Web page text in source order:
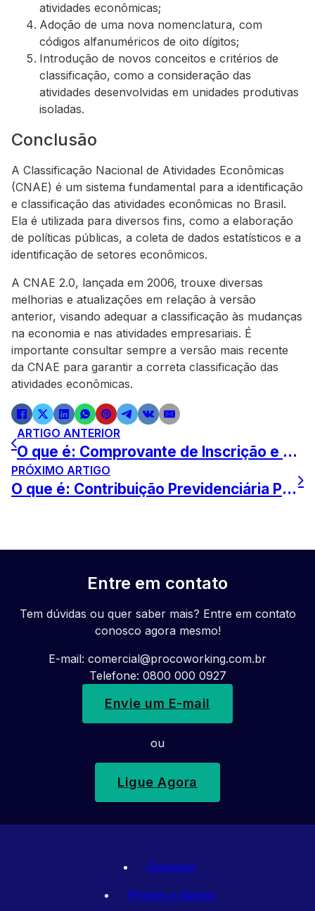
atividades econômicas;
Adoção de uma nova nomenclatura, com
códigos alfanuméricos de oito dígitos;
Introdução de novos conceitos e critérios de
classificação, como a consideração das
atividades desenvolvidas em unidades produtivas
isoladas.
Conclusão
A Classificação Nacional de Atividades Econômicas
(CNAE) é um sistema fundamental para a identificação
e classificação das atividades econômicas no Brasil.
Ela é utilizada para diversos fins, como a elaboração
de políticas públicas, a coleta de dados estatísticos e a
identificação de setores econômicos.
A CNAE 2.0, lançada em 2006, trouxe diversas
melhorias e atualizações em relação à versão
anterior, visando adequar a classificação às mudanças
na economia e nas atividades empresariais. É
importante consultar sempre a versão mais recente
da CNAE para garantir a correta classificação das
atividades econômicas.
ARTIGO ANTERIOR
O que é: Comprovante de Inscrição e de Situação Cadastral
PRÓXIMO ARTIGO
O que é: Contribuição Previdenciária Patronal
Entre em contato
Tem dúvidas ou quer saber mais? Entre em contato
conosco agora mesmo!
E-mail: comercial@procoworking.com.br
Telefone: 0800 000 0927
Envie um E-mail
ou
Ligue Agora
Glossário
Preços e planos